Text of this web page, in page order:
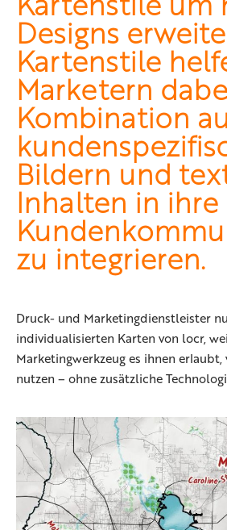
Designs
Kartenstile
Marketern
Kombination
Bildern und
Inhalten in ihre
zu integrieren.
Druck- und Marketingdienstleister
individualisierten Karten von locr,
Marketingwerkzeug es ihnen
nutzen – ohne zusätzliche